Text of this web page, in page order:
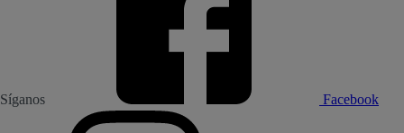
Síganos Facebook